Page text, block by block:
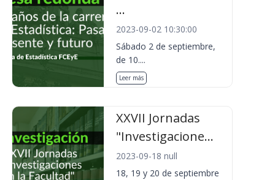
...
2023-09-02 10:30:00
Sábado 2 de septiembre,
de 10....
Leer más
XXVII Jornadas
"Investigacione...
2023-09-18 null
18, 19 y 20 de septiembre